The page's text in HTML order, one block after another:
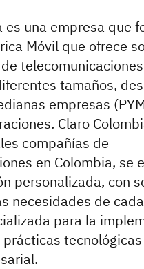
es una empresa que
Móvil que ofrece
tamaños,
empresas
Claro
compañías de
en Colombia, se
personalizada, con
necesidades de
para la